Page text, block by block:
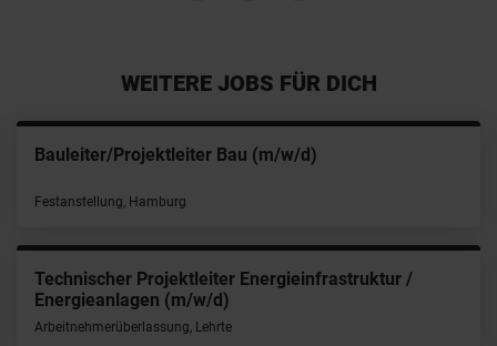
WEITERE JOBS FÜR DICH
Bauleiter/Projektleiter Bau (m/w/d)
Festanstellung, Hamburg
Technischer Projektleiter Energieinfrastruktur /
Energieanlagen (m/w/d)
Arbeitnehmerüberlassung, Lehrte